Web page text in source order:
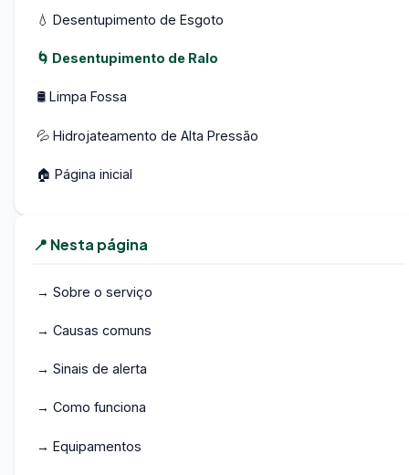
💧 Desentupimento de Esgoto
🌀 Desentupimento de Ralo
🛢️ Limpa Fossa
💦 Hidrojateamento de Alta Pressão
🏠 Página inicial
📍 Nesta página
→ Sobre o serviço
→ Causas comuns
→ Sinais de alerta
→ Como funciona
→ Equipamentos